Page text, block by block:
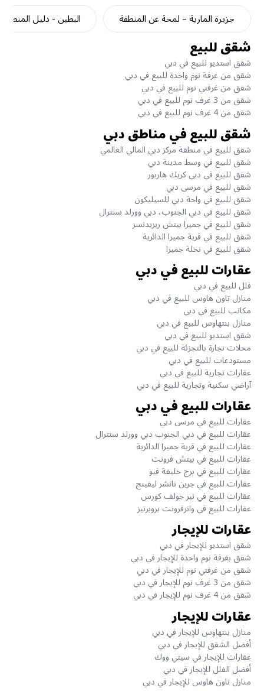
جزيرة المارية – لمحة عن المنطقة البطين - دليل المنطقة
شقق للبيع
شقق استديو للبيع في دبي
شقق من غرفة نوم واحدة للبيع في دبي
شقق من غرفتي نوم للبيع في دبي
شقق من 3 غرف نوم للبيع في دبي
شقق من 4 غرف نوم للبيع في دبي
شقق للبيع في مناطق دبي
شقق للبيع في منطقة مركز دبي المالي العالمي
شقق للبيع في وسط مدينة دبي
شقق للبيع في دبي كريك هاربور
شقق للبيع في مرسى دبي
شقق للبيع في واحة دبي للسيليكون
شقق للبيع في دبي الجنوب، دبي وورلد سنترال
شقق للبيع في جميرا بيتش ريزيدنسز
شقق للبيع في قرية جميرا الدائرية
شقق للبيع في نخلة جميرا
عقارات للبيع في دبي
فلل للبيع في دبي
منازل تاون هاوس للبيع في دبي
مكاتب للبيع في دبي
منازل بنتهاوس للبيع في دبي
شقق استديو للبيع في دبي
محلات تجارة بالتجزئة للبيع في دبي
مستودعات للبيع في دبي
عقارات تجارية للبيع في دبي
آراضي سكنية وتجارية للبيع في دبي
عقارات للبيع في دبي
عقارات للبيع في مرسى دبي
عقارات للبيع في دبي الجنوب دبي وورلد سنترال
عقارات للبيع في قرية جميرا الدائرية
عقارات للبيع في بيتش فرونت
عقارات للبيع في برج خليفة فيو
عقارات للبيع في جرين ناتشر ليفينج
عقارات للبيع في نير جولف كورس
عقارات للبيع في واترفرونت بروبرتيز
عقارات للإيجار
شقق استديو للإيجار في دبي
شقق بغرفة نوم واحدة للإيجار في دبي
شقق من غرفتي نوم للإيجار في دبي
شقق من 3 غرف نوم للإيجار في دبي
شقق من 4 غرف نوم للإيجار في دبي
عقارات للإيجار
منازل بنتهاوس للإيجار في دبي
أفضل الشقق للإيجار في دبي
عقارات للإيجار في سيتي ووك
أفضل الفلل للإيجار في دبي
منازل تاون هاوس للإيجار في دبي